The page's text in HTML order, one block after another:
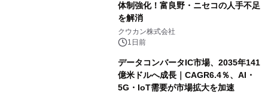
体制強化！富良野・ニセコの人手不足
を解消
クウカン株式会社
1日前
データコンバータIC市場、2035年141
億米ドルへ成長｜CAGR6.4％、AI・
5G・IoT需要が市場拡大を加速